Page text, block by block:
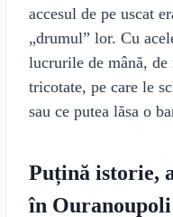
accesul de pe uscat
„drumul” lor. Cu
lucrurile de mână,
tricotate, pe care le
sau ce putea lăsa o
Puțină istorie,
în Ouranoupoli